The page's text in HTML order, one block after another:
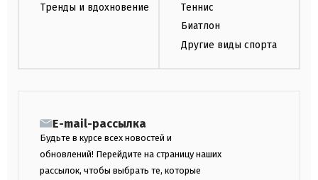
Тренды и вдохновение
Теннис
Биатлон
Другие виды спорта
E-mail-рассылка
Будьте в курсе всех новостей и
обновлений! Перейдите на страницу наших
рассылок, чтобы выбрать те, которые